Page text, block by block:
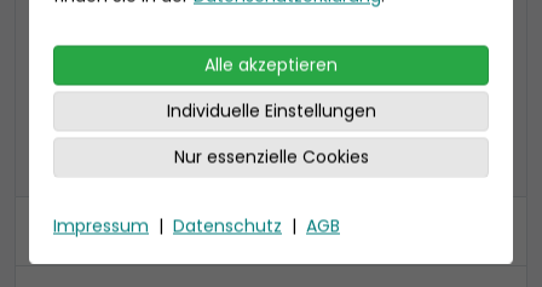
Preis 5.850 €
alle Kategorien anzeigen
Kabine
Alle akzeptieren
Individuelle Einstellungen
Nur essenzielle Cookies
Impressum | Datenschutz | AGB